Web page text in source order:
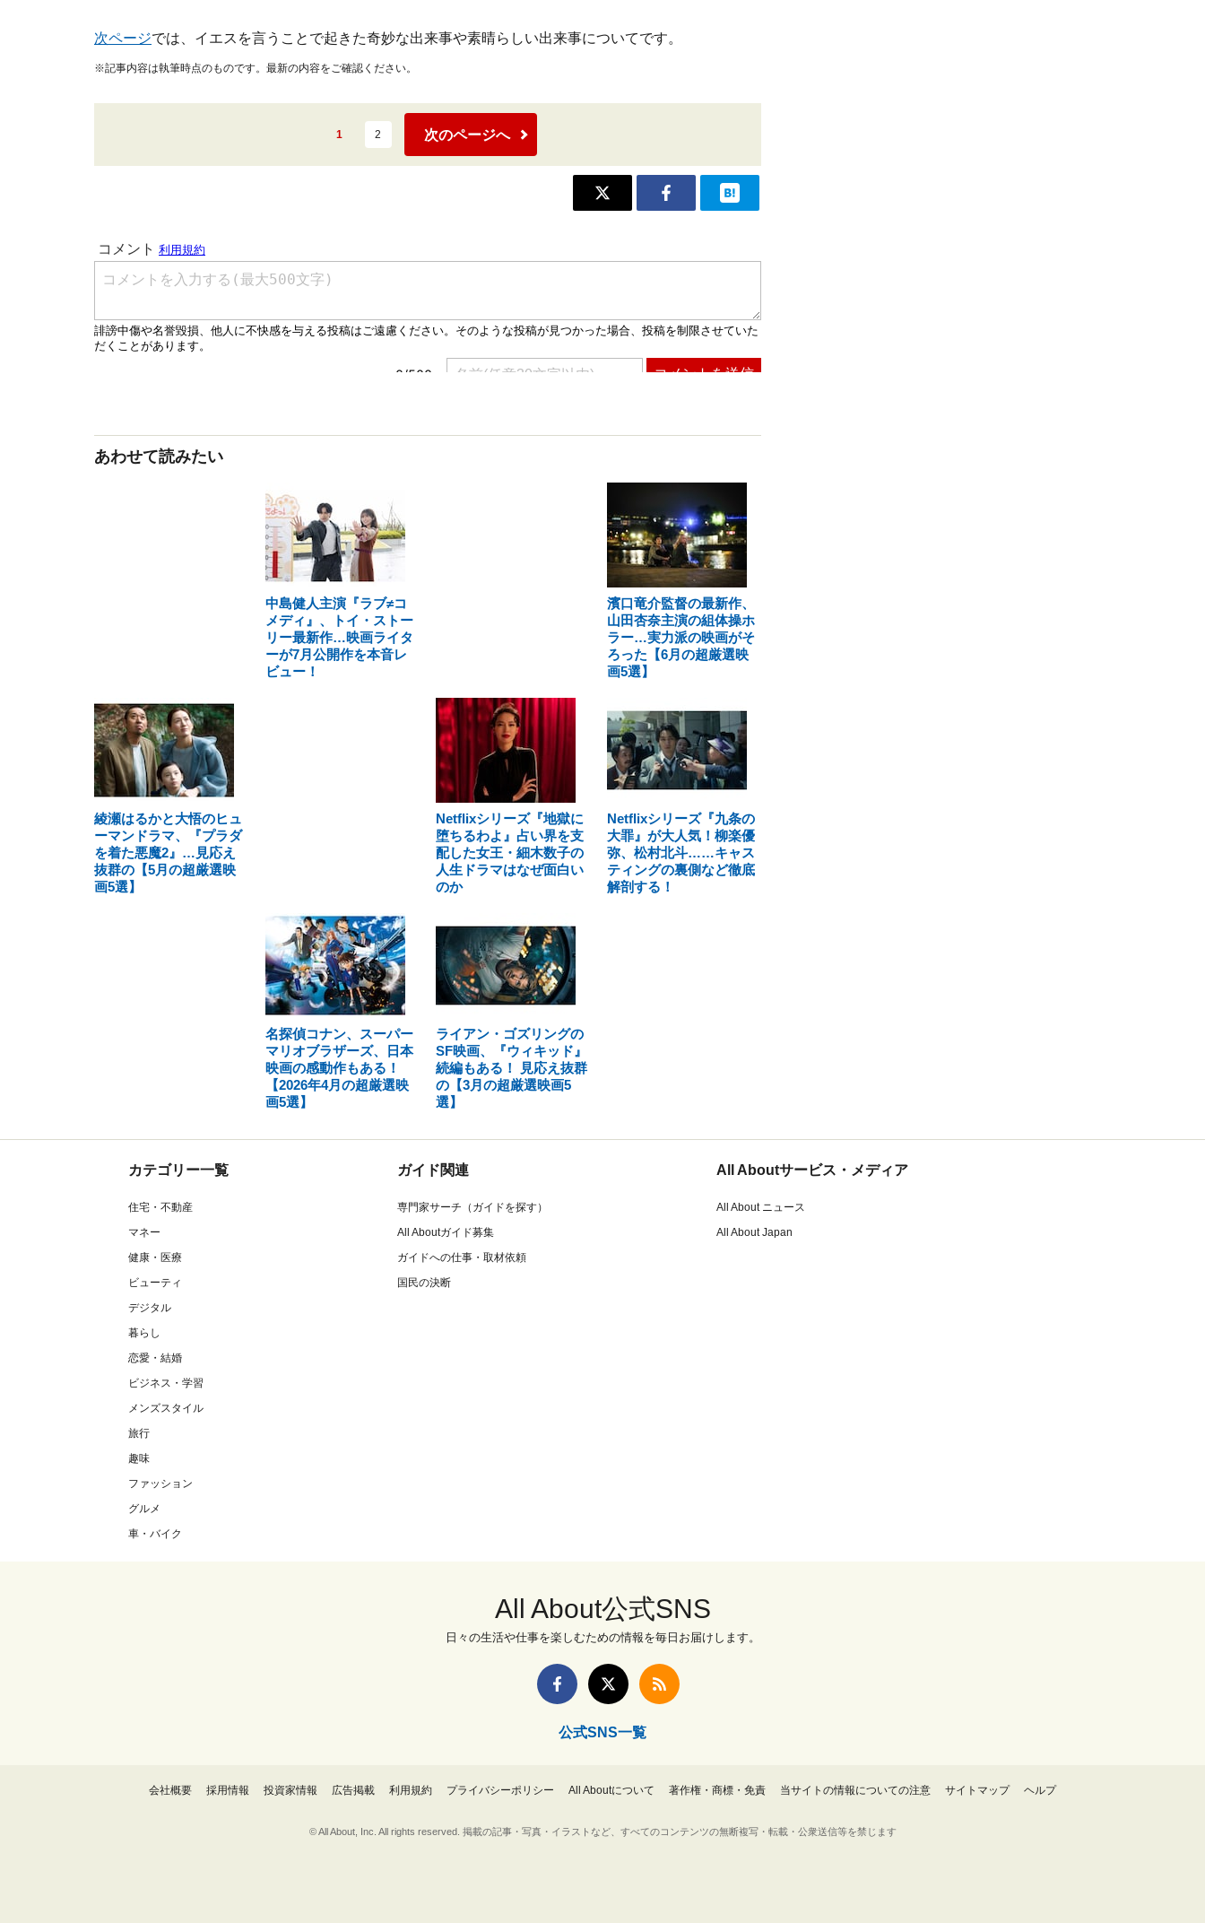
次ページでは、イエスを言うことで起きた奇妙な出来事や素晴らしい出来事についてです。
※記事内容は執筆時点のものです。最新の内容をご確認ください。
1 2 次のページへ
あわせて読みたい
中島健人主演『ラブ≠コ
メディ』、トイ・ストー
リー最新作…映画ライタ
ーが7月公開作を本音レ
ビュー！
濱口竜介監督の最新作、
山田杏奈主演の組体操ホ
ラー…実力派の映画がそ
ろった【6月の超厳選映
画5選】
綾瀬はるかと大悟のヒュ
ーマンドラマ、『プラダ
を着た悪魔2』…見応え
抜群の【5月の超厳選映
画5選】
Netflixシリーズ『地獄に
堕ちるわよ』占い界を支
配した女王・細木数子の
人生ドラマはなぜ面白い
のか
Netflixシリーズ『九条の
大罪』が大人気！柳楽優
弥、松村北斗……キャス
ティングの裏側など徹底
解剖する！
名探偵コナン、スーパー
マリオブラザーズ、日本
映画の感動作もある！
【2026年4月の超厳選映
画5選】
ライアン・ゴズリングの
SF映画、『ウィキッド』
続編もある！ 見応え抜群
の【3月の超厳選映画5
選】
カテゴリー一覧
住宅・不動産
マネー
健康・医療
ビューティ
デジタル
暮らし
恋愛・結婚
ビジネス・学習
メンズスタイル
旅行
趣味
ファッション
グルメ
車・バイク
ガイド関連
専門家サーチ（ガイドを探す）
All Aboutガイド募集
ガイドへの仕事・取材依頼
国民の決断
All Aboutサービス・メディア
All About ニュース
All About Japan
All About公式SNS
日々の生活や仕事を楽しむための情報を毎日お届けします。
公式SNS一覧
会社概要 採用情報 投資家情報 広告掲載 利用規約 プライバシーポリシー All Aboutについて 著作権・商標・免責 当サイトの情報についての注意 サイトマップ ヘルプ
© All About, Inc. All rights reserved. 掲載の記事・写真・イラストなど、すべてのコンテンツの無断複写・転載・公衆送信等を禁じます